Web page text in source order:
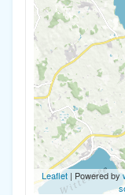
Leaflet| Powered by